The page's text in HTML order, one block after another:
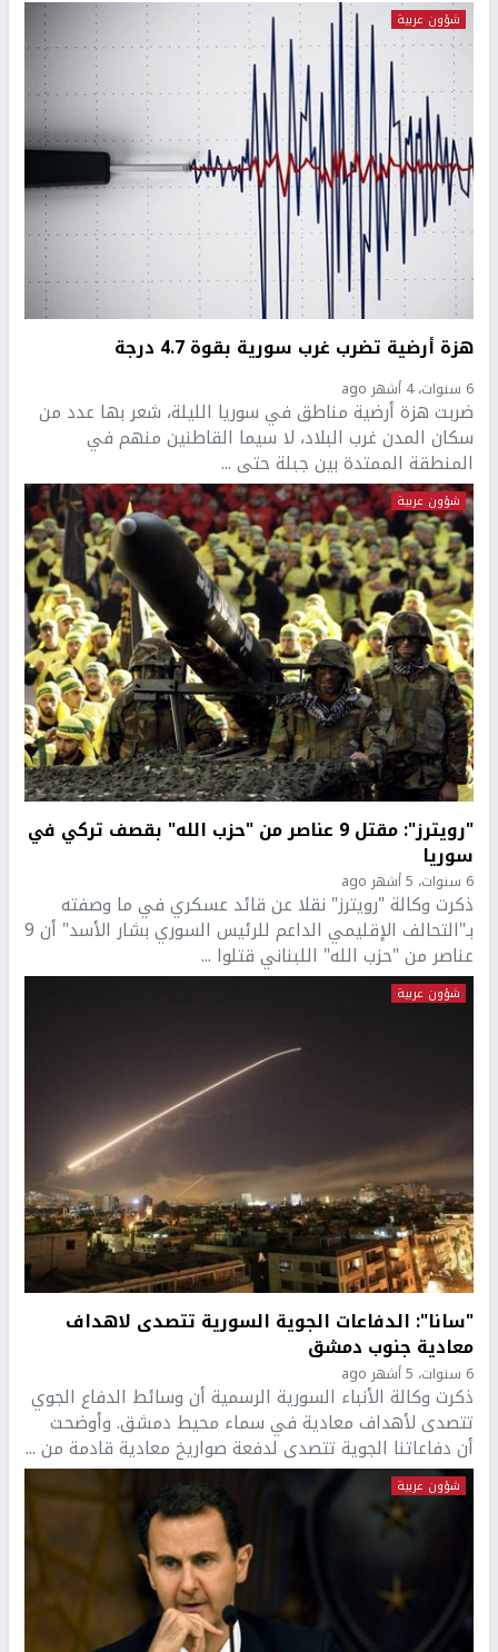
شؤون عربية
هزة أرضية تضرب غرب سورية بقوة 4.7 درجة
6 سنوات، 4 أشهر ago
ضربت هزة أرضية مناطق في سوريا الليلة، شعر بها عدد من
سكان المدن غرب البلاد، لا سيما القاطنين منهم في
المنطقة الممتدة بين جبلة حتى ...
شؤون عربية
"رويترز": مقتل 9 عناصر من "حزب الله" بقصف تركي في
سوريا
6 سنوات، 5 أشهر ago
ذكرت وكالة "رويترز" نقلا عن قائد عسكري في ما وصفته
بـ"التحالف الإقليمي الداعم للرئيس السوري بشار الأسد" أن 9
عناصر من "حزب الله" اللبناني قتلوا ...
شؤون عربية
"سانا": الدفاعات الجوية السورية تتصدى لاهداف
معادية جنوب دمشق
6 سنوات، 5 أشهر ago
ذكرت وكالة الأنباء السورية الرسمية أن وسائط الدفاع الجوي
تتصدى لأهداف معادية في سماء محيط دمشق. وأوضحت
أن دفاعاتنا الجوية تتصدى لدفعة صواريخ معادية قادمة من ...
شؤون عربية